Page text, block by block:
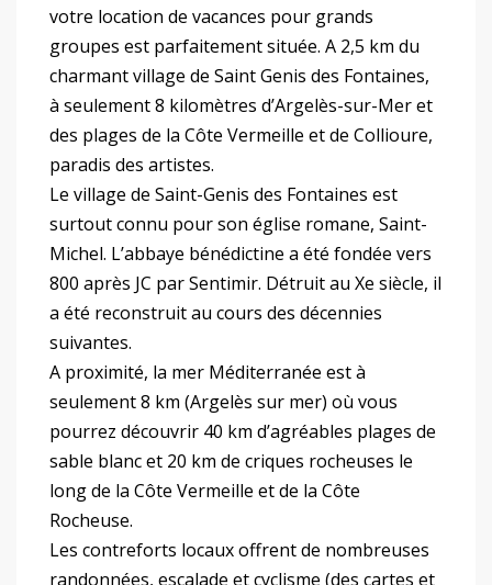
votre location de vacances pour grands
groupes est parfaitement située. A 2,5 km du
charmant village de Saint Genis des Fontaines,
à seulement 8 kilomètres d’Argelès-sur-Mer et
des plages de la Côte Vermeille et de Collioure,
paradis des artistes.
Le village de Saint-Genis des Fontaines est
surtout connu pour son église romane, Saint-
Michel. L’abbaye bénédictine a été fondée vers
800 après JC par Sentimir. Détruit au Xe siècle, il
a été reconstruit au cours des décennies
suivantes.
A proximité, la mer Méditerranée est à
seulement 8 km (Argelès sur mer) où vous
pourrez découvrir 40 km d’agréables plages de
sable blanc et 20 km de criques rocheuses le
long de la Côte Vermeille et de la Côte
Rocheuse.
Les contreforts locaux offrent de nombreuses
randonnées, escalade et cyclisme (des cartes et